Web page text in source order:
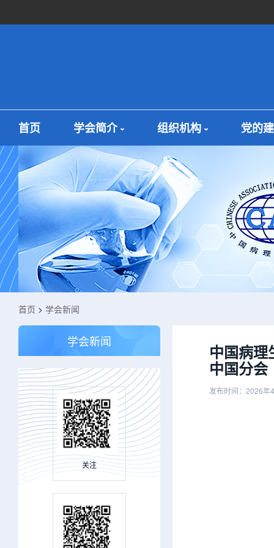
首页 学会简介 组织机构 党的
首页 > 学会新闻
学会新闻
关注
中国病理
中国分会
发布时间：2026年